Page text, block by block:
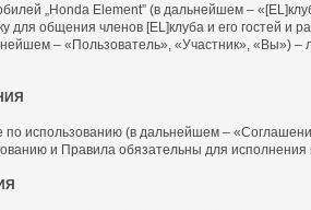
„Honda Element” (в дальнейшем –
для общения членов [EL]клуба и его гостей и
– «Пользователь», «Участник», «Вы»)
использованию (в дальнейшем –
и Правила обязательны для исполнения